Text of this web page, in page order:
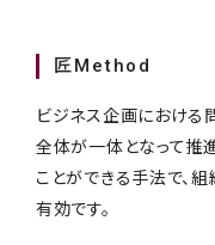
匠Method
ビジネス企画における
全体が一体となって推
ことができる手法で、
有効です。